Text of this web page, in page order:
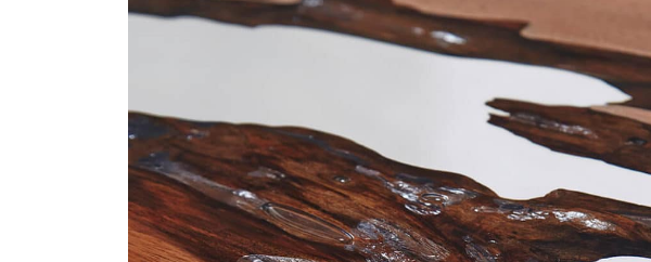
特別なダイニングチェア
一枚板用のテーブル脚
樹種紹介
コーディネート集
メンテナンス方法
アウトレット神戸店
大川ギャラリー【本店】
天神ギャラリー
公式オンラインストア
WEBカタログ